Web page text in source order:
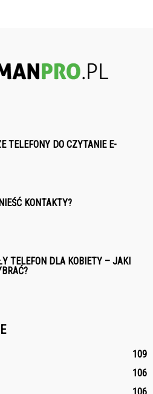
TELEFONY DO CZYTANIE E-
KONTAKTY?
TELEFON DLA KOBIETY – JAKI
109
106